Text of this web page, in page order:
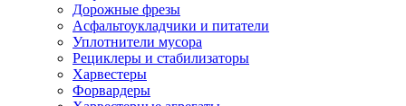
Дорожные фрезы
Асфальтоукладчики и питатели
Уплотнители мусора
Рециклеры и стабилизаторы
Харвестеры
Форвардеры